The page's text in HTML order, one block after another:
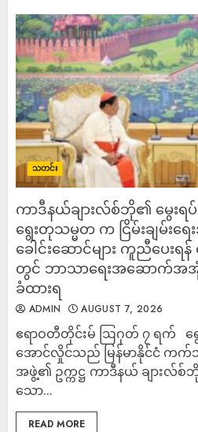
သတင်း
ကာဒီနယ်ချားလ်စ်ဘို၏ မွေးရ
ရွေးတုသမ္မတ က ငြိမ်းချမ်း
ခေါင်းဆောင်များ ကူညီပေးရ
တွင် ဘာသာရေးအဆောက်အ
ခံထားရ
ADMIN AUGUST 7, 2026
ဧရာဝတီတိုင်းမ် ဩဂုတ် ၇ ရက် ရွေ
အောင်လှိုင်သည် မြန်မာနိုင်ငံ ကက်
အဖွဲ့၏ ဥက္ကဋ္ဌ ကာဒီနယ် ချားလ်စ်
သော...
READ MORE